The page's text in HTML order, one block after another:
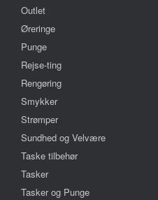
Outlet
Øreringe
Punge
Rejse-ting
Rengøring
Smykker
Strømper
Sundhed og Velvære
Taske tilbehør
Tasker
Tasker og Punge